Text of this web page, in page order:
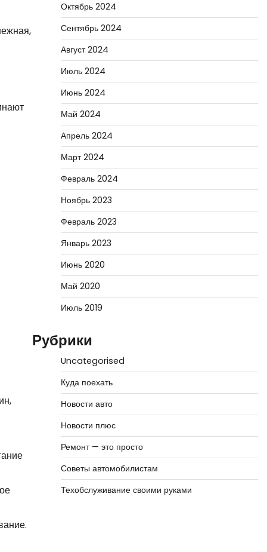
Октябрь 2024
Сентябрь 2024
Август 2024
Июль 2024
Июнь 2024
Май 2024
Апрель 2024
Март 2024
Февраль 2024
Ноябрь 2023
Февраль 2023
Январь 2023
Июнь 2020
Май 2020
Июль 2019
Рубрики
Uncategorised
Куда поехать
Новости авто
Новости плюс
Ремонт — это просто
Советы автомобилистам
Техобслуживание своими руками